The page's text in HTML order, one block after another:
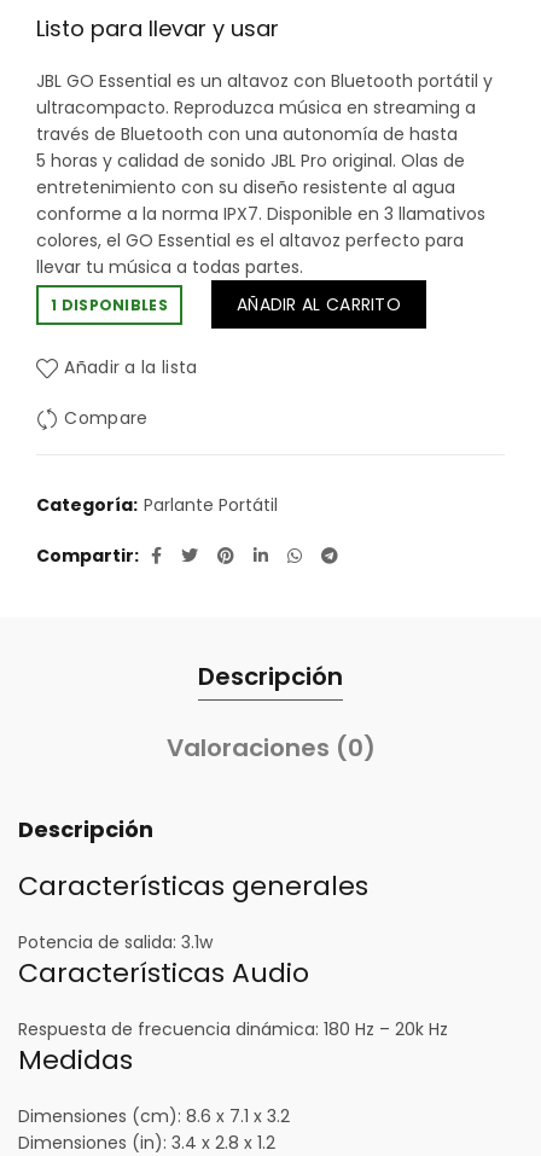
precio
original
era:
$36.900.
precio
actual
es:
$29.900.
Listo para llevar y usar
JBL GO Essential es un altavoz con Bluetooth portátil y
ultracompacto. Reproduzca música en streaming a
través de Bluetooth con una autonomía de hasta
5 horas y calidad de sonido JBL Pro original. Olas de
entretenimiento con su diseño resistente al agua
conforme a la norma IPX7. Disponible en 3 llamativos
colores, el GO Essential es el altavoz perfecto para
llevar tu música a todas partes.
1 DISPONIBLES AÑADIR AL CARRITO
Añadir a la lista
Compare
Categoría: Parlante Portátil
Compartir
Descripción
Valoraciones (0)
Descripción
Características generales
Potencia de salida: 3.1w
Características Audio
Respuesta de frecuencia dinámica: 180 Hz – 20k Hz
Medidas
Dimensiones (cm): 8.6 x 7.1 x 3.2
Dimensiones (in): 3.4 x 2.8 x 1.2